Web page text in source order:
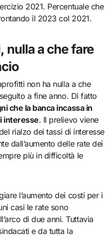
2021. Percentuale che
il 2023 col 2021.
nulla a che fare
non ha nulla a che
a fine anno. Di fatto
che la banca incassa in
interesse. Il prelievo viene
rialzo dei tassi di interesse
dall’aumento delle rate dei
più in difficoltà le
l’aumento dei costi per i
casi le rate sono
di due anni. Tuttavia
e da tutta la